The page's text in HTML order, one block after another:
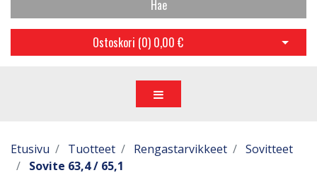
Hae
Ostoskori (0) 0,00 € Avaa
Etusivu Tuotteet Rengastarvikkeet
Sovitteet
Sovite 63,4 / 65,1